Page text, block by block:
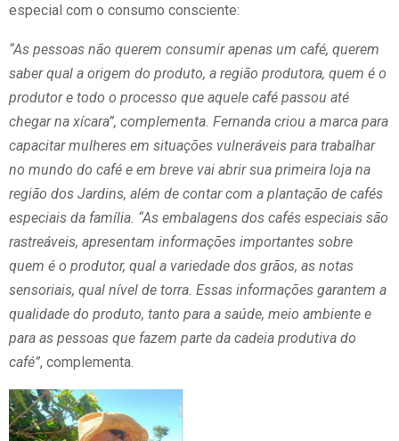
especial com o consumo consciente:
“As pessoas não querem consumir apenas um café, querem
saber qual a origem do produto, a região produtora, quem é o
produtor e todo o processo que aquele café passou até
chegar na xícara”, complementa. Fernanda criou a marca para
capacitar mulheres em situações vulneráveis para trabalhar
no mundo do café e em breve vai abrir sua primeira loja na
região dos Jardins, além de contar com a plantação de cafés
especiais da família. “As embalagens dos cafés especiais são
rastreáveis, apresentam informações importantes sobre
quem é o produtor, qual a variedade dos grãos, as notas
sensoriais, qual nível de torra. Essas informações garantem a
qualidade do produto, tanto para a saúde, meio ambiente e
para as pessoas que fazem parte da cadeia produtiva do
café”, complementa.